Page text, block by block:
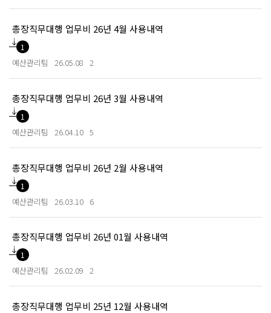
총장직무대행 업무비 26년 4월 사용내역
1
예산관리팀 26.05.08 2
총장직무대행 업무비 26년 3월 사용내역
1
예산관리팀 26.04.10 5
총장직무대행 업무비 26년 2월 사용내역
1
예산관리팀 26.03.10 6
총장직무대행 업무비 26년 01월 사용내역
1
예산관리팀 26.02.09 2
총장직무대행 업무비 25년 12월 사용내역